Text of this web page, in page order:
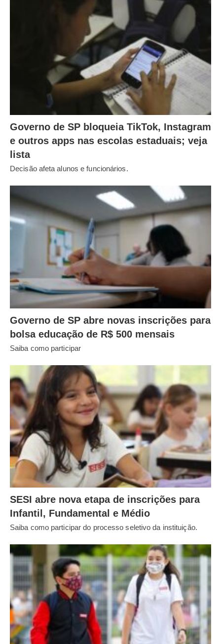
Governo de SP bloqueia TikTok, Instagram
e outros apps nas escolas estaduais; veja
lista
Decisão afeta alunos e funcionários.
Governo de SP abre novas inscrições para
bolsa educação de R$ 500 mensais
Saiba como participar
SESI abre nova etapa de inscrições para
Infantil, Fundamental e Médio
Saiba como participar do processo seletivo da instituição.